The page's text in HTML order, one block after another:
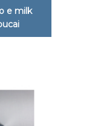
e milk